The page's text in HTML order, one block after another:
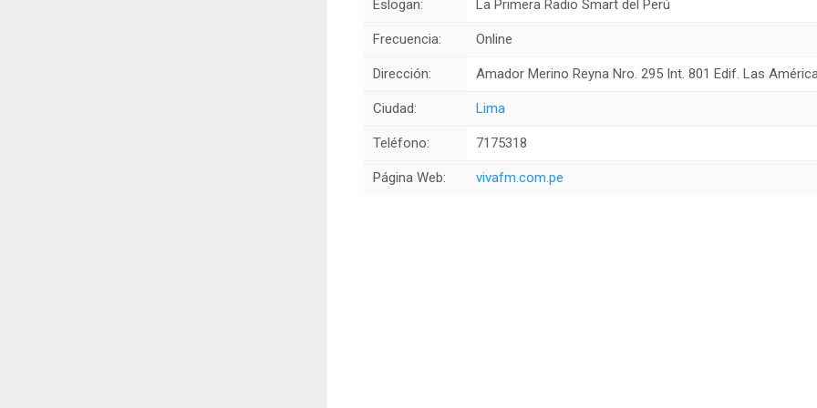
Eslogan: La Primera Radio Smart del Perú
Frecuencia: Online
Dirección: Amador Merino Reyna Nro. 295 Int. 801 Edif. Las
Ciudad: Lima
Teléfono: 7175318
Página Web: vivafm.com.pe